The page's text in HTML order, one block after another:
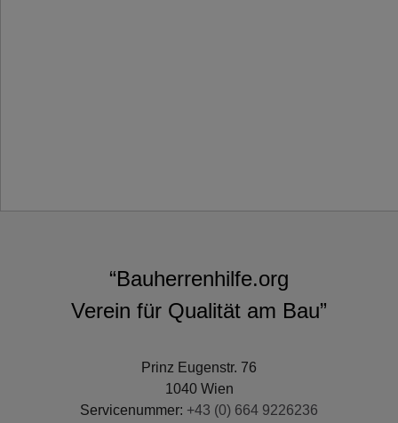
“Bauherrenhilfe.org
Verein für Qualität am Bau”
Prinz Eugenstr. 76
1040 Wien
Servicenummer: +43 (0) 664 9226236